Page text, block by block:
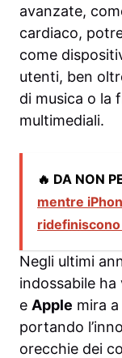
avanzate,
cardiaco,
come
utenti, ben
di musica o la
multimediali.
🔥 DA NON
mentre
Negli ultimi
indossabile
e Apple mira
portando
orecchie dei